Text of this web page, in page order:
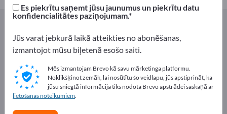
Exportpages Sastāvdaļas un Daļas
Virzuļsūkņi
Ekscentru gliemeža sūkņi
Reklāmējieties bez maksas
Exportpages!
Pieprasījumi – Piedāvājumi – Lietotas preces – Biznesa
Es piekrītu saņemt jūsu jaunumus un piekrītu datu
konfidencialitātes paziņojumam.
Jūs varat jebkurā laikā atteikties no abonēšanas,
izmantojot mūsu biļetenā esošo saiti.
Mēs izmantojam Brevo kā savu mārketinga platformu.
Noklikšķinot zemāk, lai nosūtītu šo veidlapu, jūs apstiprināt, ka
jūsu sniegtā informācija tiks nodota Brevo apstrādei saskaņā ar
lietošanas noteikumiem.